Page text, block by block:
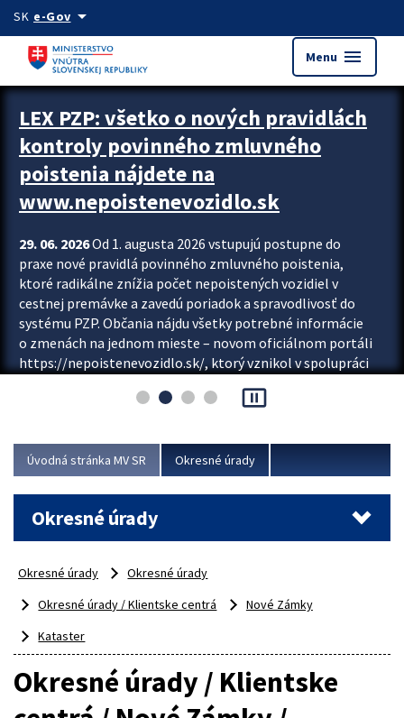
Preskocit na hlavný obsah
SK e-Govarrow_drop_down
Menu menu
Zastavit automatický posun upútavok
LEX PZP: všetko o nových pravidlách
kontroly povinného zmluvného
poistenia nájdete na
www.nepoistenevozidlo.sk
29. 06. 2026Od 1. augusta 2026 vstupujú postupne do
praxe nové pravidlá povinného zmluvného poistenia,
ktoré radikálne znížia počet nepoistených vozidiel v
cestnej premávke a zavedú poriadok a spravodlivosť do
systému PZP. Občania nájdu všetky potrebné informácie
o zmenách na jednom mieste – novom oficiálnom portáli
https://nepoistenevozidlo.sk/, ktorý vznikol v spolupráci
asociácie poisťovní (SLASPO) a Ministerstva vnútra SR.
Viac
pause_presentation
Úvodná stránka MV SR Okresné úrady
Okresné úrady
Okresné úrady
Okresné úrady
Okresné úrady / Klientske centrá
Nové Zámky
Kataster
Okresné úrady / Klientske